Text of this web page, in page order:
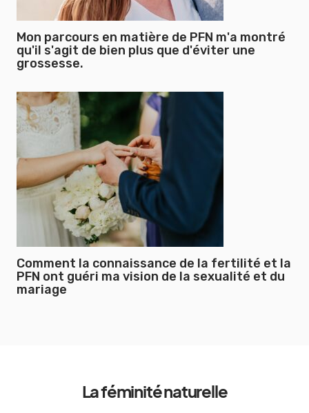
Mon parcours en matière de PFN m'a montré
qu'il s'agit de bien plus que d'éviter une
grossesse.
Comment la connaissance de la fertilité et la
PFN ont guéri ma vision de la sexualité et du
mariage
La féminité naturelle